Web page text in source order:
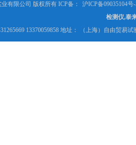
有限公司 版权所有 ICP备：
沪ICP备09035104号
检测仪,泰
13370059858 地址： （上海）自由贸易